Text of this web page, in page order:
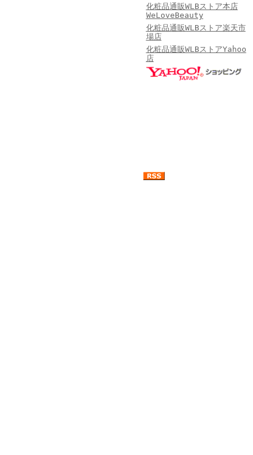
化粧品通販WLBストア本店
WeLoveBeauty
化粧品通販WLBストア楽天市
場店
化粧品通販WLBストアYahoo
店